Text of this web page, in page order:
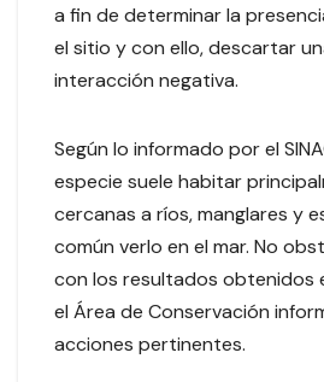
a fin de determinar la
el sitio y con ello, descartar
interacción negativa.
Según lo informado por el
especie suele habitar
cercanas a ríos, manglares y
común verlo en el mar. No
con los resultados obtenidos
el Área de Conservación
acciones pertinentes.